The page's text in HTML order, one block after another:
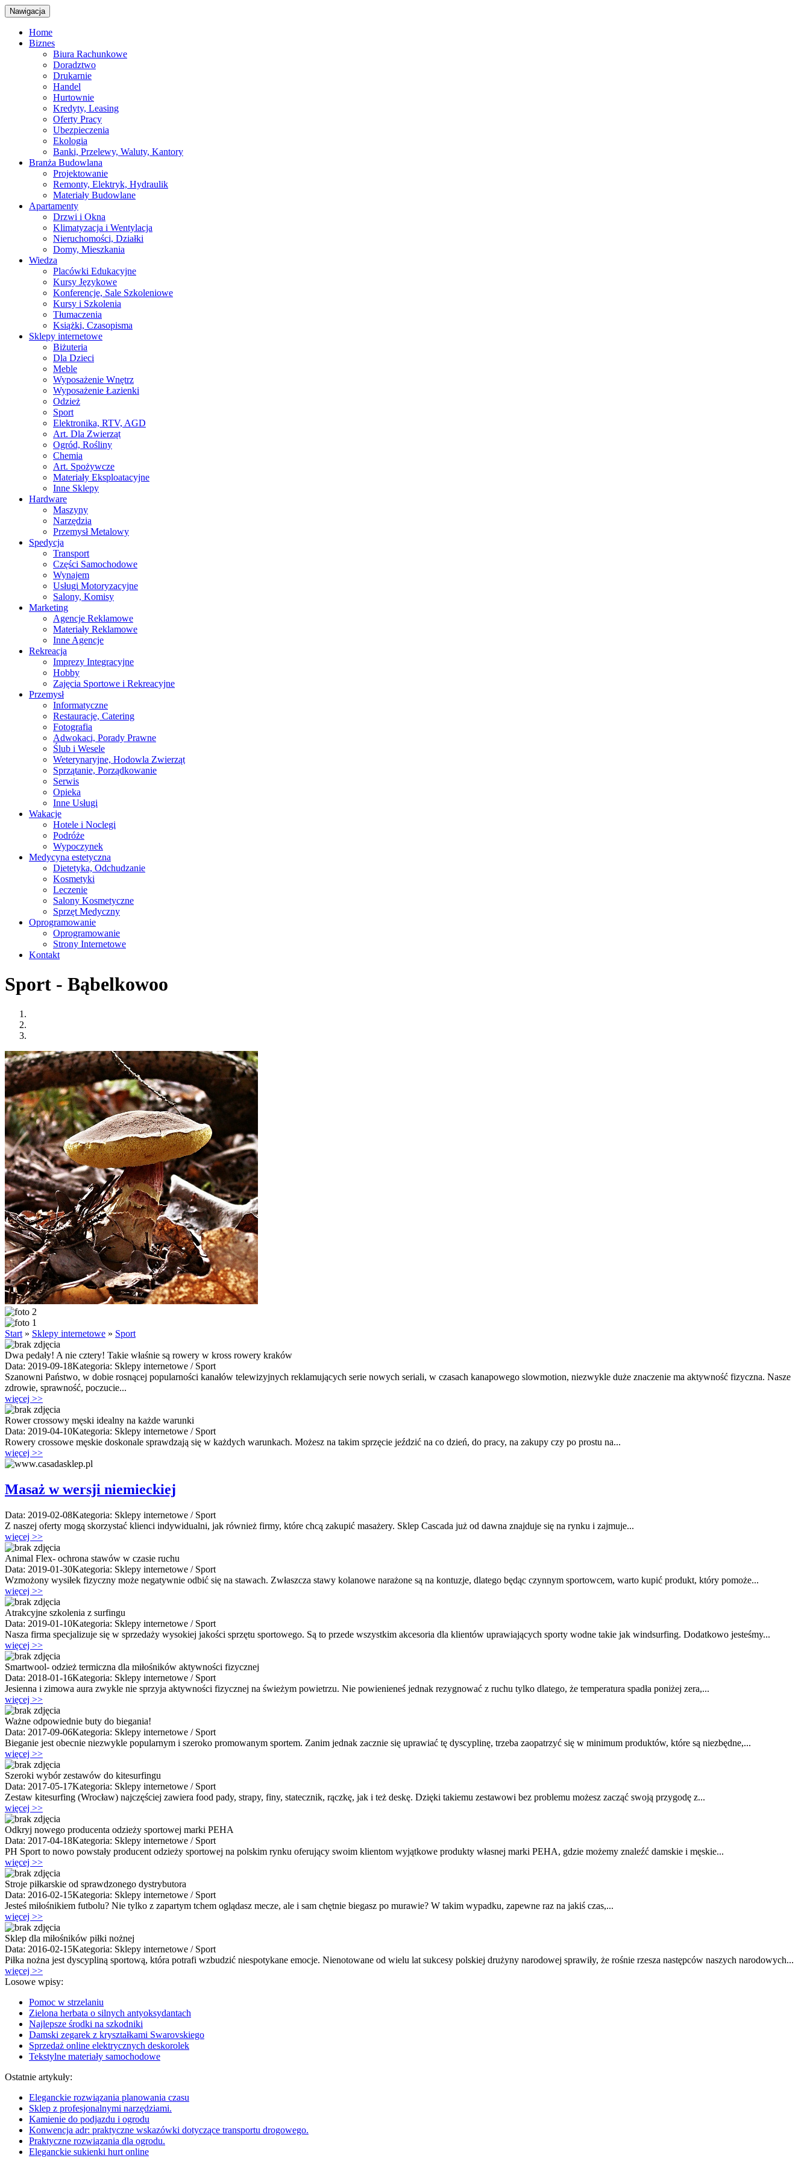
Nawigacja
Home
Biznes
Biura Rachunkowe
Doradztwo
Drukarnie
Handel
Hurtownie
Kredyty, Leasing
Oferty Pracy
Ubezpieczenia
Ekologia
Banki, Przelewy, Waluty, Kantory
Branża Budowlana
Projektowanie
Remonty, Elektryk, Hydraulik
Materiały Budowlane
Apartamenty
Drzwi i Okna
Klimatyzacja i Wentylacja
Nieruchomości, Działki
Domy, Mieszkania
Wiedza
Placówki Edukacyjne
Kursy Językowe
Konferencje, Sale Szkoleniowe
Kursy i Szkolenia
Tłumaczenia
Książki, Czasopisma
Sklepy internetowe
Biżuteria
Dla Dzieci
Meble
Wyposażenie Wnętrz
Wyposażenie Łazienki
Odzież
Sport
Elektronika, RTV, AGD
Art. Dla Zwierząt
Ogród, Rośliny
Chemia
Art. Spożywcze
Materiały Eksploatacyjne
Inne Sklepy
Hardware
Maszyny
Narzędzia
Przemysł Metalowy
Spedycja
Transport
Części Samochodowe
Wynajem
Usługi Motoryzacyjne
Salony, Komisy
Marketing
Agencje Reklamowe
Materiały Reklamowe
Inne Agencje
Rekreacja
Imprezy Integracyjne
Hobby
Zajęcia Sportowe i Rekreacyjne
Przemysł
Informatyczne
Restauracje, Catering
Fotografia
Adwokaci, Porady Prawne
Ślub i Wesele
Weterynaryjne, Hodowla Zwierząt
Sprzątanie, Porządkowanie
Serwis
Opieka
Inne Usługi
Wakacje
Hotele i Noclegi
Podróże
Wypoczynek
Medycyna estetyczna
Dietetyka, Odchudzanie
Kosmetyki
Leczenie
Salony Kosmetyczne
Sprzęt Medyczny
Oprogramowanie
Oprogramowanie
Strony Internetowe
Kontakt
Sport - Bąbelkowoo
Start » Sklepy internetowe » Sport
Dwa pedały! A nie cztery! Takie właśnie są rowery w kross rowery kraków
Data: 2019-09-18Kategoria: Sklepy internetowe / Sport
Szanowni Państwo, w dobie rosnącej popularności kanałów telewizyjnych reklamujących serie nowych seriali, w czasach kanapowego slowmotion, niezwykle duże znaczenie ma aktywność fizyczna. Nasze
zdrowie, sprawność, poczucie...
więcej >>
Rower crossowy męski idealny na każde warunki
Data: 2019-04-10Kategoria: Sklepy internetowe / Sport
Rowery crossowe męskie doskonale sprawdzają się w każdych warunkach. Możesz na takim sprzęcie jeździć na co dzień, do pracy, na zakupy czy po prostu na...
więcej >>
Masaż w wersji niemieckiej
Data: 2019-02-08Kategoria: Sklepy internetowe / Sport
Z naszej oferty mogą skorzystać klienci indywidualni, jak również firmy, które chcą zakupić masażery. Sklep Cascada już od dawna znajduje się na rynku i zajmuje...
więcej >>
Animal Flex- ochrona stawów w czasie ruchu
Data: 2019-01-30Kategoria: Sklepy internetowe / Sport
Wzmożony wysiłek fizyczny może negatywnie odbić się na stawach. Zwłaszcza stawy kolanowe narażone są na kontuzje, dlatego będąc czynnym sportowcem, warto kupić produkt, który pomoże...
więcej >>
Atrakcyjne szkolenia z surfingu
Data: 2019-01-10Kategoria: Sklepy internetowe / Sport
Nasza firma specjalizuje się w sprzedaży wysokiej jakości sprzętu sportowego. Są to przede wszystkim akcesoria dla klientów uprawiających sporty wodne takie jak windsurfing. Dodatkowo jesteśmy...
więcej >>
Smartwool- odzież termiczna dla miłośników aktywności fizycznej
Data: 2018-01-16Kategoria: Sklepy internetowe / Sport
Jesienna i zimowa aura zwykle nie sprzyja aktywności fizycznej na świeżym powietrzu. Nie powienieneś jednak rezygnować z ruchu tylko dlatego, że temperatura spadła poniżej zera,...
więcej >>
Ważne odpowiednie buty do biegania!
Data: 2017-09-06Kategoria: Sklepy internetowe / Sport
Bieganie jest obecnie niezwykle popularnym i szeroko promowanym sportem. Zanim jednak zacznie się uprawiać tę dyscyplinę, trzeba zaopatrzyć się w minimum produktów, które są niezbędne,...
więcej >>
Szeroki wybór zestawów do kitesurfingu
Data: 2017-05-17Kategoria: Sklepy internetowe / Sport
Zestaw kitesurfing (Wrocław) najczęściej zawiera food pady, strapy, finy, statecznik, rączkę, jak i też deskę. Dzięki takiemu zestawowi bez problemu możesz zacząć swoją przygodę z...
więcej >>
Odkryj nowego producenta odzieży sportowej marki PEHA
Data: 2017-04-18Kategoria: Sklepy internetowe / Sport
PH Sport to nowo powstały producent odzieży sportowej na polskim rynku oferujący swoim klientom wyjątkowe produkty własnej marki PEHA, gdzie możemy znaleźć damskie i męskie...
więcej >>
Stroje piłkarskie od sprawdzonego dystrybutora
Data: 2016-02-15Kategoria: Sklepy internetowe / Sport
Jesteś miłośnikiem futbolu? Nie tylko z zapartym tchem oglądasz mecze, ale i sam chętnie biegasz po murawie? W takim wypadku, zapewne raz na jakiś czas,...
więcej >>
Sklep dla miłośników piłki nożnej
Data: 2016-02-15Kategoria: Sklepy internetowe / Sport
Piłka nożna jest dyscypliną sportową, która potrafi wzbudzić niespotykane emocje. Nienotowane od wielu lat sukcesy polskiej drużyny narodowej sprawiły, że rośnie rzesza następców naszych narodowych...
więcej >>
Losowe wpisy:
Pomoc w strzelaniu
Zielona herbata o silnych antyoksydantach
Najlepsze środki na szkodniki
Damski zegarek z kryształkami Swarovskiego
Sprzedaż online elektrycznych deskorolek
Tekstylne materiały samochodowe
Ostatnie artykuły:
Eleganckie rozwiązania planowania czasu
Sklep z profesjonalnymi narzędziami.
Kamienie do podjazdu i ogrodu
Konwencja adr: praktyczne wskazówki dotyczące transportu drogowego.
Praktyczne rozwiązania dla ogrodu.
Eleganckie sukienki hurt online